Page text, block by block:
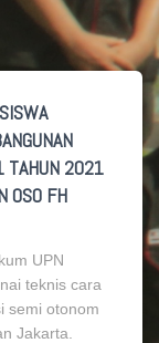
TAHUN 2021
OSO FH
UPN
teknis cara
semi otonom
Jakarta.